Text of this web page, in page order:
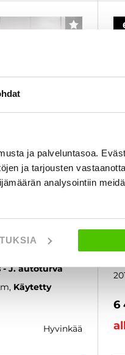
ja palveluntasoa.
ja tarjousten
analysointiin
SUOSIKKI
Octavia! /
- J. autoturva
Käytetty
hyvinkää
6